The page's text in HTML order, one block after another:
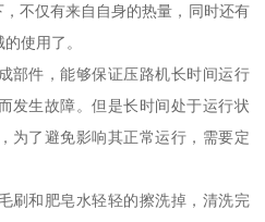
不仅有来自自身的热量，同时还有
使用了。
部件，能够保证压路机长时间运行
发生故障。但是长时间处于运行状
为了避免影响其正常运行，需要定
刷和肥皂水轻轻的擦洗掉，清洗完